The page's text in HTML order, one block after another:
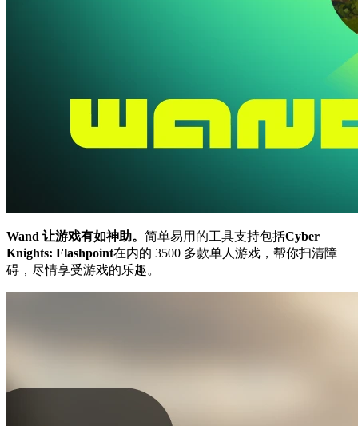
Wand 让游戏有如神助。 简单易用的工具支持包括Cyber
Knights: Flashpoint在内的 3500 多款单人游戏，帮你扫清障
碍，尽情享受游戏的乐趣。